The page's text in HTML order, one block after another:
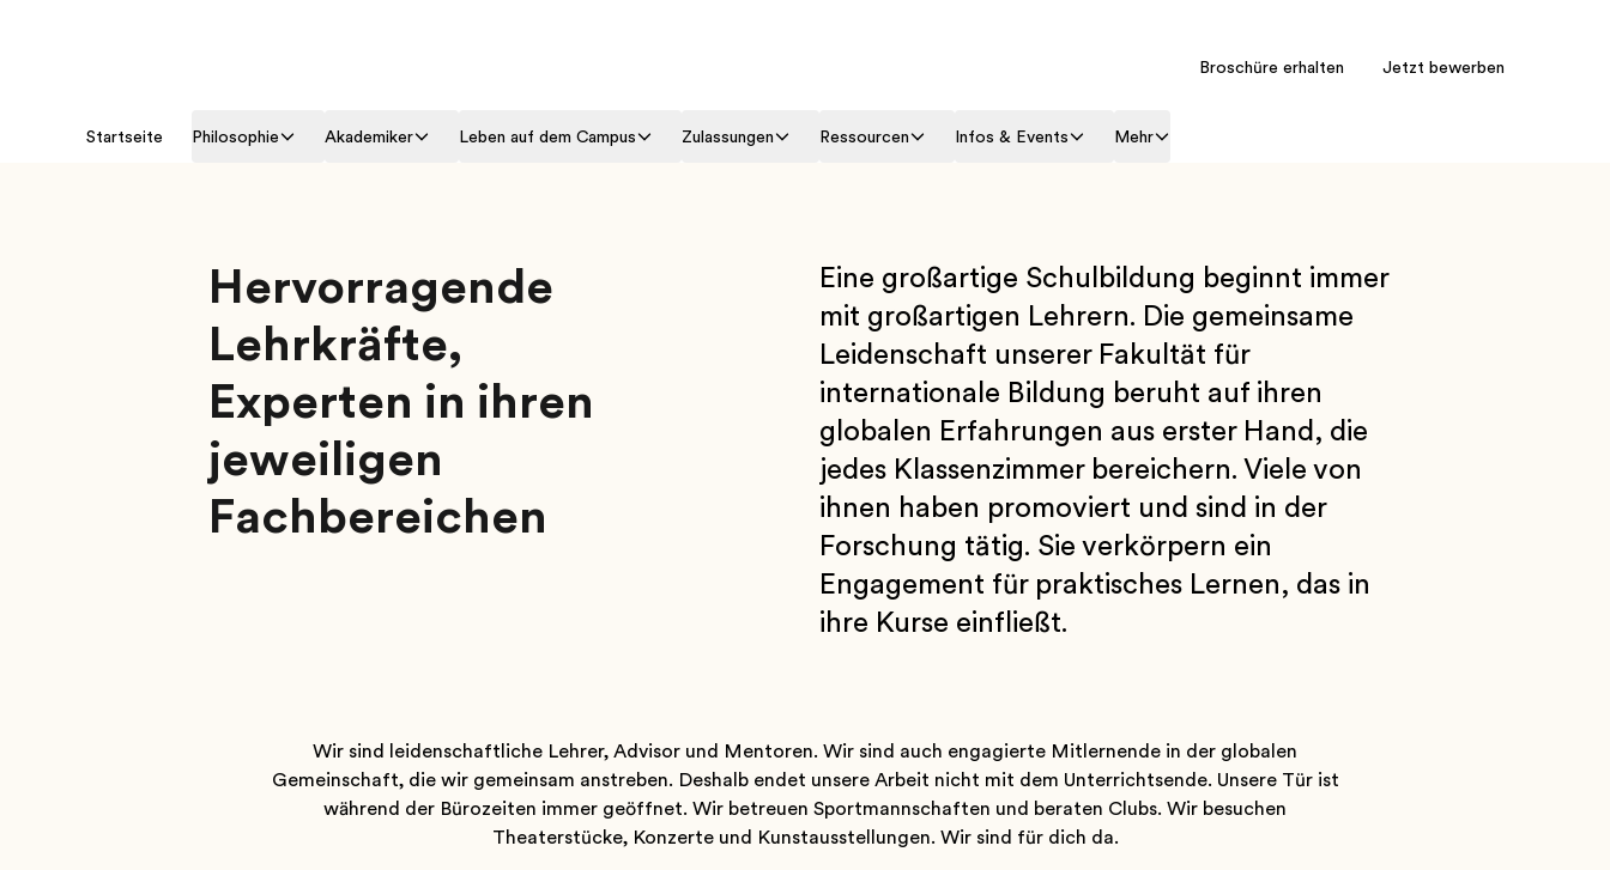
Broschüre erhalten Jetzt bewerben
Startseite Philosophie Akademiker Leben auf dem Campus Zulassungen Ressourcen Infos & Events Mehr
Hervorragende
Lehrkräfte,
Experten in ihren
jeweiligen
Fachbereichen
Eine großartige Schulbildung beginnt immer
mit großartigen Lehrern. Die gemeinsame
Leidenschaft unserer Fakultät für
internationale Bildung beruht auf ihren
globalen Erfahrungen aus erster Hand, die
jedes Klassenzimmer bereichern. Viele von
ihnen haben promoviert und sind in der
Forschung tätig. Sie verkörpern ein
Engagement für praktisches Lernen, das in
ihre Kurse einfließt.
Wir sind leidenschaftliche Lehrer, Advisor und Mentoren. Wir sind auch engagierte Mitlernende in der globalen
Gemeinschaft, die wir gemeinsam anstreben. Deshalb endet unsere Arbeit nicht mit dem Unterrichtsende. Unsere Tür ist
während der Bürozeiten immer geöffnet. Wir betreuen Sportmannschaften und beraten Clubs. Wir besuchen
Theaterstücke, Konzerte und Kunstausstellungen. Wir sind für dich da.